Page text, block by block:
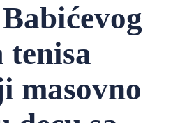
masovno